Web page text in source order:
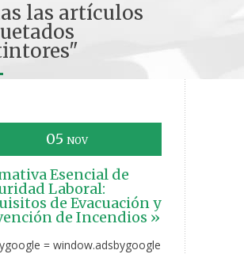
las artículos
05 NOV
Esencial de
Laboral:
de Evacuación y
de Incendios »
= window.adsbygoogle